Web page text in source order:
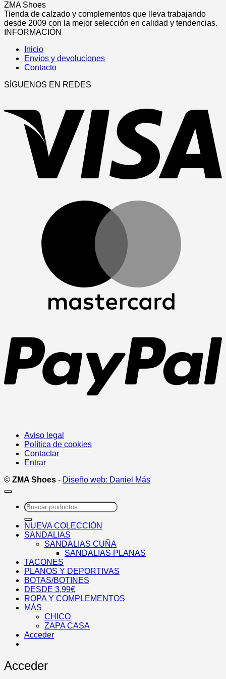
producto
pueden
elegir
en
la
producto
era:
52,95€.
es:
38,95€.
producto
tiene
múltiples
variantes.
opciones
pueden
en
de
producto
ZMA Shoes
Tienda de calzado y complementos que lleva trabajando
desde 2009 con la mejor selección en calidad y tendencias.
INFORMACIÓN
Inicio
Envíos y devoluciones
Contacto
SÍGUENOS EN REDES
Aviso legal
Política de cookies
Contactar
Entrar
© ZMA Shoes - Diseño web: Daniel Más
Buscar
por:
NUEVA COLECCIÓN
SANDALIAS
SANDALIAS CUÑA
SANDALIAS PLANAS
TACONES
PLANOS Y DEPORTIVAS
BOTAS/BOTINES
DESDE 3,99€
ROPA Y COMPLEMENTOS
MÁS
CHICO
ZAPA CASA
Acceder
Acceder